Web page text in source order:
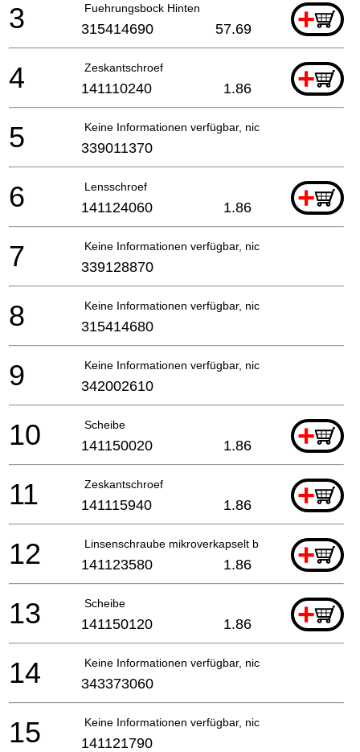
Fuehrungsbock Hinten +
3 315414690 57.69
Zeskantschroef +
4 141110240 1.86
Keine Informationen verfügbar, nicht bestellbar
5 339011370
Lensschroef +
6 141124060 1.86
Keine Informationen verfügbar, nicht bestellbar
7 339128870
Keine Informationen verfügbar, nicht bestellbar
8 315414680
Keine Informationen verfügbar, nicht bestellbar
9 342002610
Scheibe +
10 141150020 1.86
Zeskantschroef +
11 141115940 1.86
Linsenschraube mikroverkapselt blau +
12 141123580 1.86
Scheibe +
13 141150120 1.86
Keine Informationen verfügbar, nicht bestellbar
14 343373060
Keine Informationen verfügbar, nicht bestellbar
15 141121790